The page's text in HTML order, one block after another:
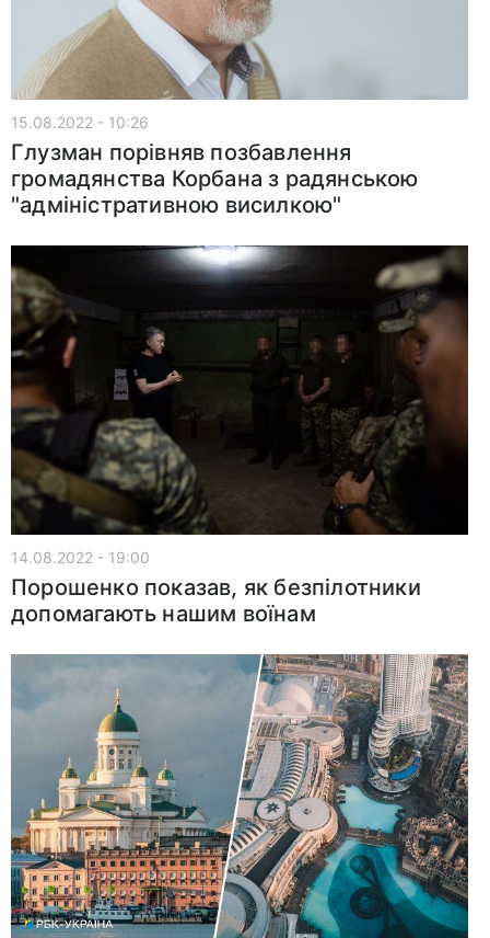
15.08.2022 - 10:26
Глузман порівняв позбавлення
громадянства Корбана з радянською
"адміністративною висилкою"
14.08.2022 - 19:00
Порошенко показав, як безпілотники
допомагають нашим воїнам